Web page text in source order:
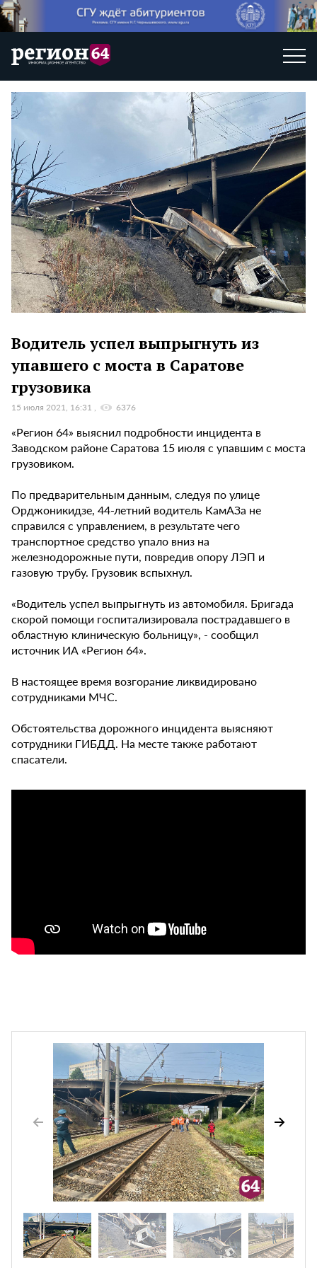
Водитель успел выпрыгнуть из
упавшего с моста в Саратове
грузовика
15 июля 2021, 16:31 6376
«Регион 64» выяснил подробности инцидента в
Заводском районе Саратова 15 июля с упавшим с моста
грузовиком.
По предварительным данным, следуя по улице
Орджоникидзе, 44-летний водитель КамАЗа не
справился с управлением, в результате чего
транспортное средство упало вниз на
железнодорожные пути, повредив опору ЛЭП и
газовую трубу. Грузовик вспыхнул.
«Водитель успел выпрыгнуть из автомобиля. Бригада
скорой помощи госпитализировала пострадавшего в
областную клиническую больницу», - сообщил
источник ИА «Регион 64».
В настоящее время возгорание ликвидировано
сотрудниками МЧС.
Обстоятельства дорожного инцидента выясняют
сотрудники ГИБДД. На месте также работают
спасатели.